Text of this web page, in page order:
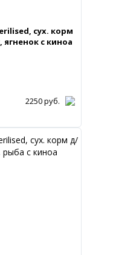
сух. корм
с киноа
2250руб.